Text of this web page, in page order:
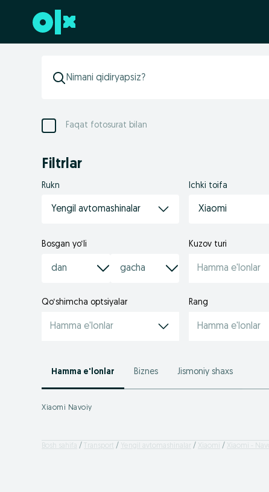
Futerga oʻtish
Faqat fotosurat bilan
Filtrlar
Rukn
Yengil avtomashinalar
Ichki toifa
Xiaomi
Bosgan yo‘li Kuzov turi
Hamma e'lonlar
Qo‘shimcha optsiyalar
Hamma e'lonlar
Rang
Hamma e'lonlar
Hamma e'lonlar Biznes Jismoniy shaxs
Xiaomi Navoiy
Bosh sahifa Transport Yengil avtomashinalar Xiaomi Xiaomi -